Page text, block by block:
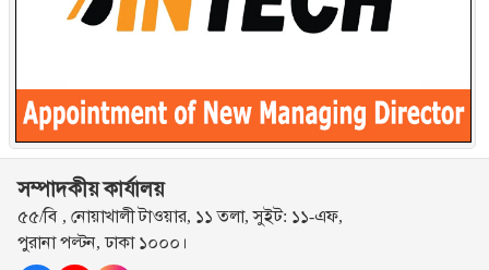
সম্পাদকীয় কার্যালয়
৫৫/বি , নোয়াখালী টাওয়ার, ১১ তলা, সুইট: ১১-এফ,
পুরানা পল্টন, ঢাকা ১০০০।